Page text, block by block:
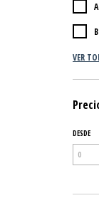
VER
DESDE